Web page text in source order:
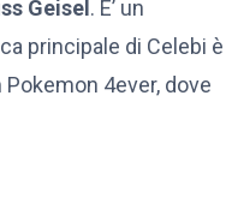
Geisel . E’ un
principale di Celebi è
4ever, dove